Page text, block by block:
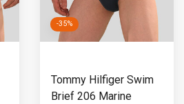
-35%
Tommy Hilfiger Swim
Brief 206 Marine